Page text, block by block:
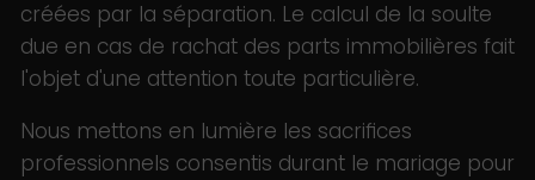
créées par la séparation. Le calcul de la soulte
due en cas de rachat des parts immobilières fait
l'objet d'une attention toute particulière.
Nous mettons en lumière les sacrifices
professionnels consentis durant le mariage pour